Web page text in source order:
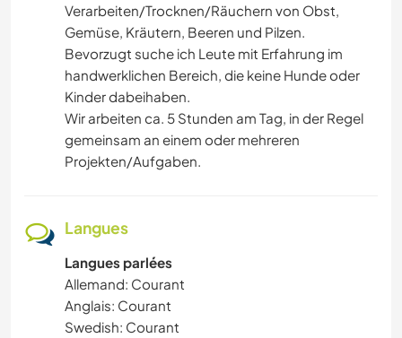
Verarbeiten/Trocknen/Räuchern von Obst,
Gemüse, Kräutern, Beeren und Pilzen.
Bevorzugt suche ich Leute mit Erfahrung im
handwerklichen Bereich, die keine Hunde oder
Kinder dabeihaben.
Wir arbeiten ca. 5 Stunden am Tag, in der Regel
gemeinsam an einem oder mehreren
Projekten/Aufgaben.
Langues
Langues parlées
Allemand: Courant
Anglais: Courant
Swedish: Courant